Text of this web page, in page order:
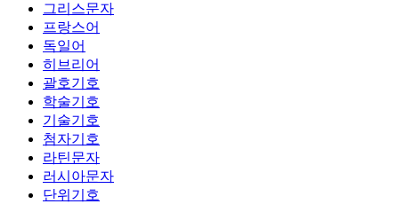
그리스문자
프랑스어
독일어
히브리어
괄호기호
학술기호
기술기호
첨자기호
라틴문자
러시아문자
단위기호